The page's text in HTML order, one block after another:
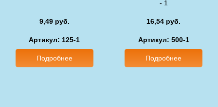
9,49 руб.
Артикул: 125-1
Подробнее
- 1
16,54 руб.
Артикул: 500-1
Подробнее